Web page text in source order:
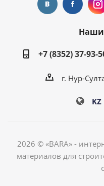
Наши
+7 (8352) 37-93-
г. Нур-
KZ
2026 © «BARA» -
материалов для